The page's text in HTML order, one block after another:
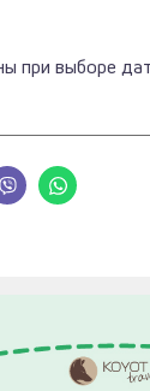
при выборе